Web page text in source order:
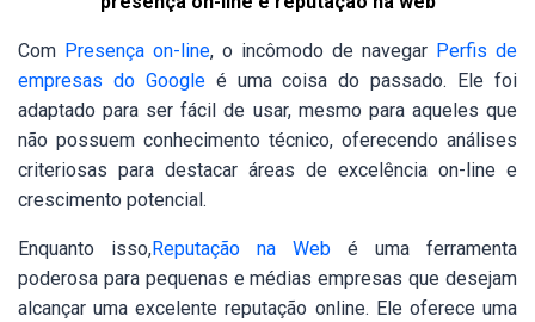
Com Presença on-line, o incômodo de navegar Perfis de
empresas do Googleé uma coisa do passado. Ele foi
adaptado para ser fácil de usar, mesmo para aqueles que
não possuem conhecimento técnico, oferecendo análises
criteriosas para destacar áreas de excelência on-line e
crescimento potencial.
Enquanto isso,Reputação na Web é uma ferramenta
poderosa para pequenas e médias empresas que desejam
alcançar uma excelente reputação online. Ele oferece uma